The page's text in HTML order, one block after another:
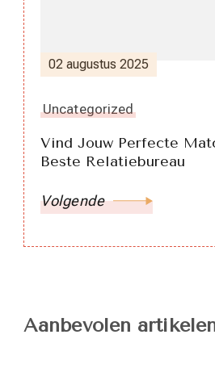
02 augustus 2025
Uncategorized
Vind Jouw Perfecte
Beste Relatiebureau
Volgende
Aanbevolen